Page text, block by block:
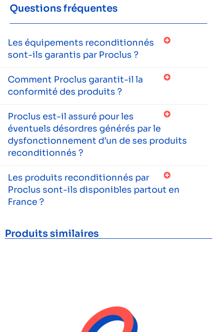
Questions fréquentes
Les équipements reconditionnés
sont-ils garantis par Proclus ?
Comment Proclus garantit-il la
conformité des produits ?
Proclus est-il assuré pour les
éventuels désordres générés par le
dysfonctionnement d’un de ses produits
reconditionnés ?
Les produits reconditionnés par
Proclus sont-ils disponibles partout en
France ?
Produits similaires